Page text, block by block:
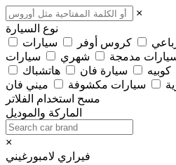
×
نوع السيارة
كروس أوفر
سيارات
مدمجة شهري
سيارات
كوبيه سيارة فان
هاتشباك
سيارات مكشوفة
ميني فان
مسح استخدام الفلاتر
الماركة والموديل
×
فيراري لامبورغيني